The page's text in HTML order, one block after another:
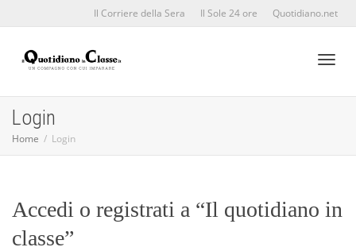
Il Corriere della Sera Il Sole 24 ore Quotidiano.net
Login
Home Login
Accedi o registrati a “Il quotidiano in
classe”